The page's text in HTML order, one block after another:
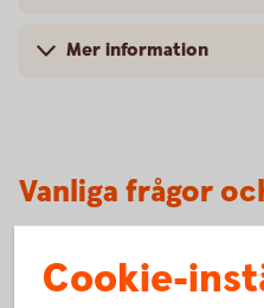
Mer information
Vanliga frågor
Kan ni utfärda en
Cookie-